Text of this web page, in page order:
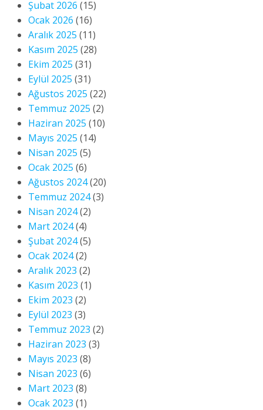
Şubat 2026 (15)
Ocak 2026 (16)
Aralık 2025 (11)
Kasım 2025 (28)
Ekim 2025 (31)
Eylül 2025 (31)
Ağustos 2025 (22)
Temmuz 2025 (2)
Haziran 2025 (10)
Mayıs 2025 (14)
Nisan 2025 (5)
Ocak 2025 (6)
Ağustos 2024(20)
Temmuz 2024(3)
Nisan 2024(2)
Mart 2024(4)
Şubat 2024(5)
Ocak 2024(2)
Aralık 2023 (2)
Kasım 2023 (1)
Ekim 2023 (2)
Eylül 2023 (3)
Temmuz 2023 (2)
Haziran 2023 (3)
Mayıs 2023 (8)
Nisan 2023 (6)
Mart 2023 (8)
Ocak 2023 (1)